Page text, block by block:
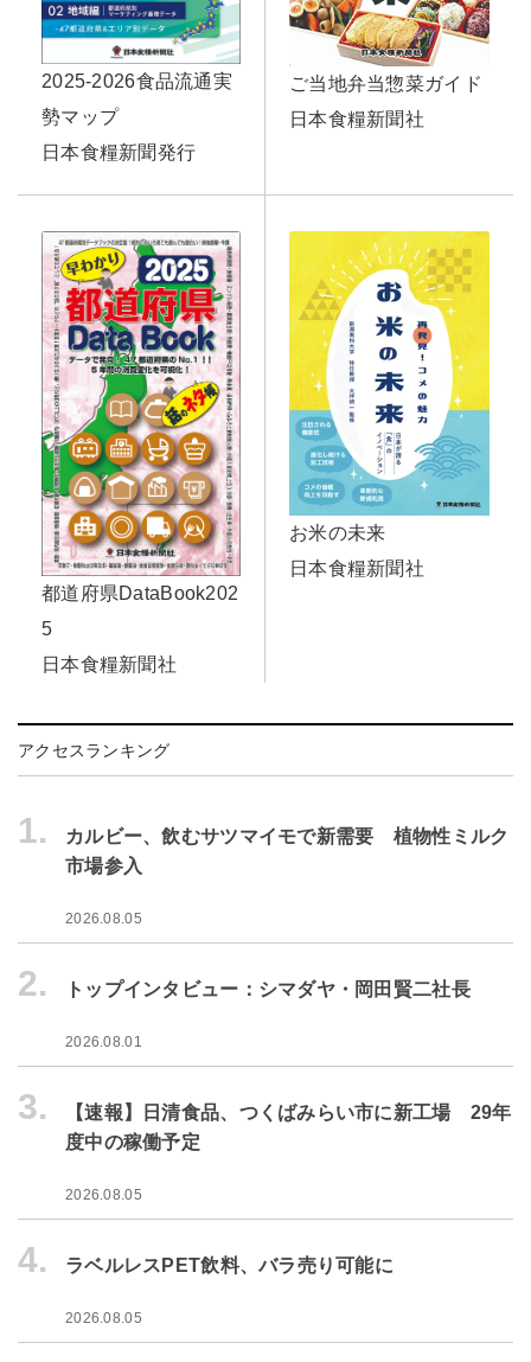
2025-2026食品流通実
勢マップ
日本食糧新聞発行
ご当地弁当惣菜ガイド
日本食糧新聞社
都道府県DataBook202
5
日本食糧新聞社
お米の未来
日本食糧新聞社
アクセスランキング
1.
カルビー、飲むサツマイモで新需要 植物性ミルク
市場参入
2026.08.05
2. トップインタビュー：シマダヤ・岡田賢二社長
2026.08.01
3.
【速報】日清食品、つくばみらい市に新工場 29年
度中の稼働予定
2026.08.05
4. ラベルレスPET飲料、バラ売り可能に
2026.08.05